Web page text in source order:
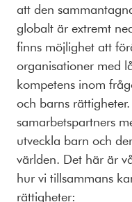
att den
globalt är extremt
finns möjlighet att
organisationer med
kompetens inom
och barns
samarbetspartners
utveckla barn och
världen. Det här är
hur vi tillsammans
rättigheter: